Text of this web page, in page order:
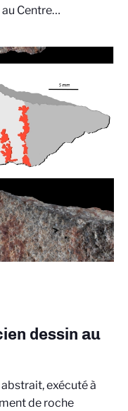
au Centre…
dessin au
exécuté à
de roche